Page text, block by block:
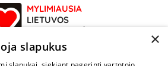
MYLIMIAUSIA
LIETUVOS
ELEKTRONINĖ
PARDUOTUVĖ
×
slapukus